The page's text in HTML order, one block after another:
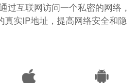
过互联网访问一个私密的网络，
真实IP地址，提高网络安全和隐